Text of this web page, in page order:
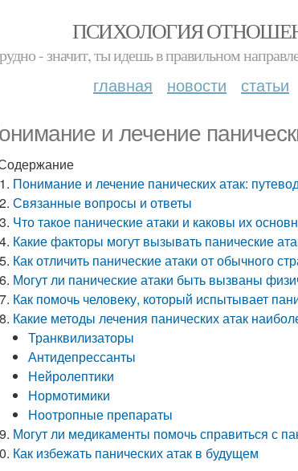
ПСИХОЛОГИЯ
- значит, ты идешь в правильном
главная новости статьи
и лечение
Понимание и лечение панических атак:
Связанные вопросы и ответы
Что такое панические атаки и каковы их
Какие факторы могут вызывать панические
Как отличить панические атаки от обычного
Могут ли панические атаки быть вызваны
Как помочь человеку, который испытывает
Какие методы лечения панических атак
Транквилизаторы
Антидепрессанты
Нейролептики
Нормотимики
Ноотропные препараты
Могут ли медикаменты помочь справиться с
Как избежать панических атак в будущем